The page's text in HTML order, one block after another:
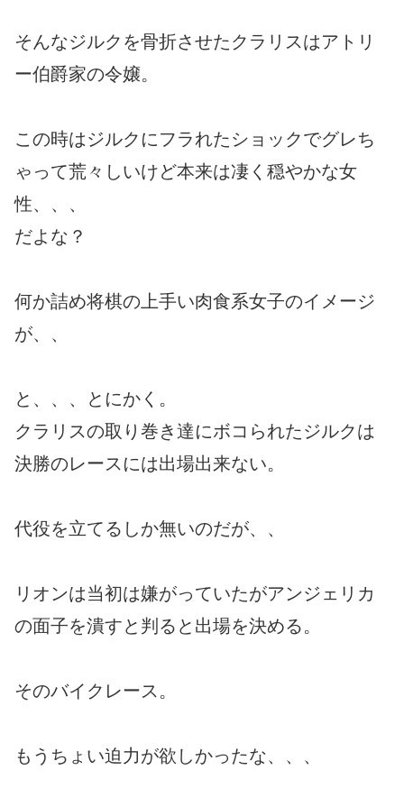
そんなジルクを骨折させたクラリスはアトリ
ー伯爵家の令嬢。
この時はジルクにフラれたショックでグレち
ゃって荒々しいけど本来は凄く穏やかな女
性、、、
だよな？
何か詰め将棋の上手い肉食系女子のイメージ
が、、
と、、、とにかく。
クラリスの取り巻き達にボコられたジルクは
決勝のレースには出場出来ない。
代役を立てるしか無いのだが、、
リオンは当初は嫌がっていたがアンジェリカ
の面子を潰すと判ると出場を決める。
そのバイクレース。
もうちょい迫力が欲しかったな、、、